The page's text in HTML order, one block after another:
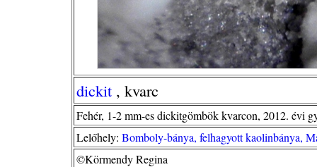
dickit , kvarc
Fehér, 1-2 mm-es dickitgömbök kvarcon, 2012. évi
Lelőhely: Bomboly-bánya, felhagyott kaolinbánya,
©Körmendy Regina